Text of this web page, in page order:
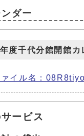
ダー
度千代分館開館カ
ァイル名：
ービス